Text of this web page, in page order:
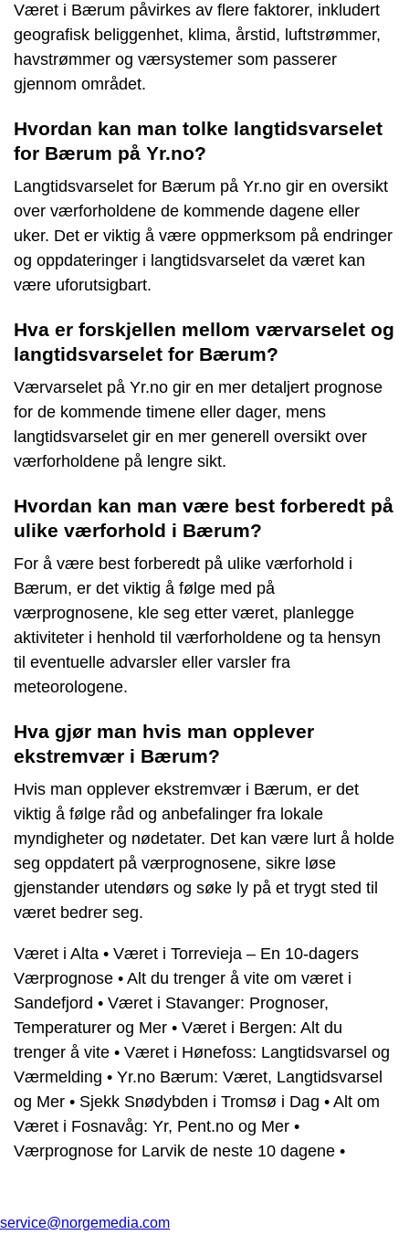
Været i Bærum påvirkes av flere faktorer, inkludert
geografisk beliggenhet, klima, årstid, luftstrømmer,
havstrømmer og værsystemer som passerer
gjennom området.
Hvordan kan man tolke langtidsvarselet
for Bærum på Yr.no?
Langtidsvarselet for Bærum på Yr.no gir en oversikt
over værforholdene de kommende dagene eller
uker. Det er viktig å være oppmerksom på endringer
og oppdateringer i langtidsvarselet da været kan
være uforutsigbart.
Hva er forskjellen mellom værvarselet og
langtidsvarselet for Bærum?
Værvarselet på Yr.no gir en mer detaljert prognose
for de kommende timene eller dager, mens
langtidsvarselet gir en mer generell oversikt over
værforholdene på lengre sikt.
Hvordan kan man være best forberedt på
ulike værforhold i Bærum?
For å være best forberedt på ulike værforhold i
Bærum, er det viktig å følge med på
værprognosene, kle seg etter været, planlegge
aktiviteter i henhold til værforholdene og ta hensyn
til eventuelle advarsler eller varsler fra
meteorologene.
Hva gjør man hvis man opplever
ekstremvær i Bærum?
Hvis man opplever ekstremvær i Bærum, er det
viktig å følge råd og anbefalinger fra lokale
myndigheter og nødetater. Det kan være lurt å holde
seg oppdatert på værprognosene, sikre løse
gjenstander utendørs og søke ly på et trygt sted til
været bedrer seg.
Været i Alta • Været i Torrevieja – En 10-dagers
Værprognose • Alt du trenger å vite om været i
Sandefjord • Været i Stavanger: Prognoser,
Temperaturer og Mer • Været i Bergen: Alt du
trenger å vite • Været i Hønefoss: Langtidsvarsel og
Værmelding • Yr.no Bærum: Været, Langtidsvarsel
og Mer • Sjekk Snødybden i Tromsø i Dag • Alt om
Været i Fosnavåg: Yr, Pent.no og Mer •
Værprognose for Larvik de neste 10 dagene •
service@norgemedia.com